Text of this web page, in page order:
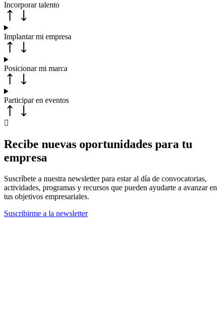
Incorporar talento
Implantar mi empresa
Posicionar mi marca
Participar en eventos
Recibe nuevas oportunidades para tu
empresa
Suscríbete a nuestra newsletter para estar al día de convocatorias,
actividades, programas y recursos que pueden ayudarte a avanzar en
tus objetivos empresariales.
Suscribirme a la newsletter